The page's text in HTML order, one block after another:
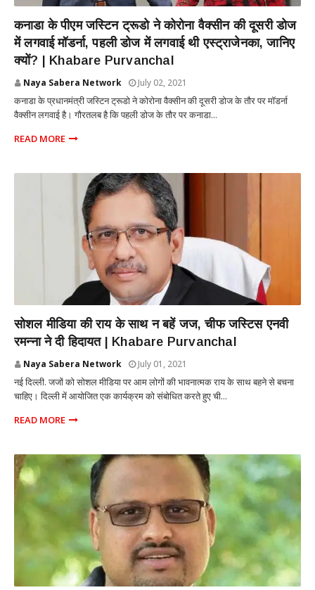
कनाडा के पीएम जस्टिन ट्रूडो ने कोरोना वैक्सीन की दूसरी डोज
में लगवाई मॉडर्ना, पहली डोज में लगवाई थी एस्ट्राजेनका, जानिए
क्यों? | Khabare Purvanchal
Naya Sabera Network July 02, 2021
कनाडा के प्रधानमंत्री जस्टिन ट्रूडो ने कोरोना वैक्सीन की दूसरी डोज के तौर पर मॉडर्ना
वैक्सीन लगवाई है। गौरतलब है कि पहली डोज के तौर पर कनाडा...
READ MORE
सोशल मीडिया की राय के साथ न बहें जज, चीफ जस्टिस एनवी
रमन्ना ने दी हिदायत | Khabare Purvanchal
Naya Sabera Network July 01, 2021
नई दिल्ली. जजों को सोशल मीडिया पर आम लोगों की भावनात्मक राय के साथ बहने से बचना
चाहिए। दिल्ली में आयोजित एक कार्यक्रम को संबोधित करते हुए ची...
READ MORE